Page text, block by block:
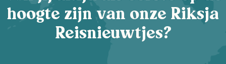
hoogte zijn van onze Riksja
Reisnieuwtjes?